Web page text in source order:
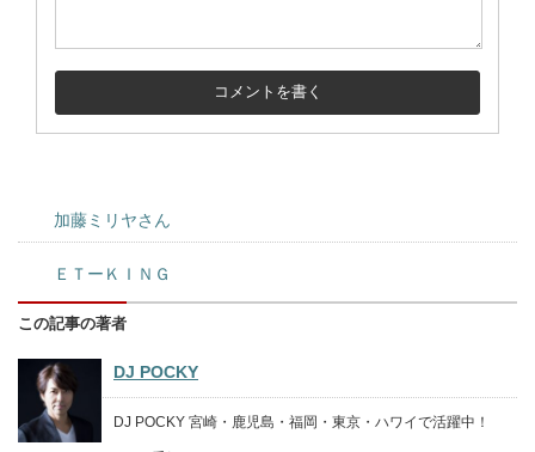
加藤ミリヤさん
ＥＴーＫＩＮＧ
この記事の著者
DJ POCKY
DJ POCKY 宮崎・鹿児島・福岡・東京・ハワイで活躍中！